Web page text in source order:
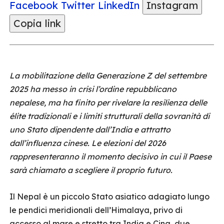
Facebook Twitter LinkedIn
Instagram
Copia link
La mobilitazione della Generazione Z del settembre
2025 ha messo in crisi l’ordine repubblicano
nepalese, ma ha finito per rivelare la resilienza delle
élite tradizionali e i limiti strutturali della sovranità di
uno Stato dipendente dall’India e attratto
dall’influenza cinese. Le elezioni del 2026
rappresenteranno il momento decisivo in cui il Paese
sarà chiamato a scegliere il proprio futuro.
Il Nepal è un piccolo Stato asiatico adagiato lungo
le pendici meridionali dell’Himalaya, privo di